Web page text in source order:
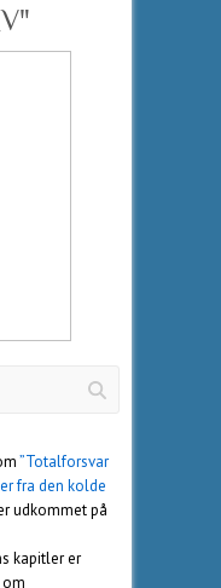
”Totalforsvar
fra den kolde
udkommet på
kapitler er